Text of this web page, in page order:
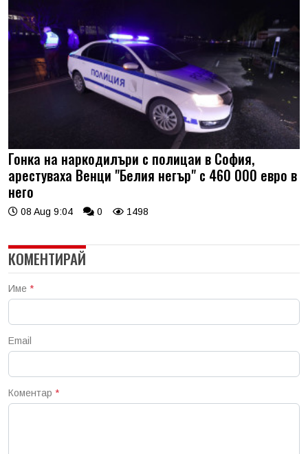
Гонка на наркодилъри с полицаи в София,
арестуваха Венци "Белия негър" с 460 000 евро в
него
08 Aug 9:04 0 1498
КОМЕНТИРАЙ
Име *
Email
Коментар *